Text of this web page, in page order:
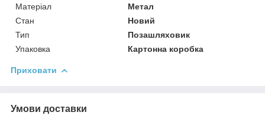
Матеріал
Метал
Стан
Новий
Тип
Позашляховик
Упаковка
Картонна коробка
Приховати
Умови доставки